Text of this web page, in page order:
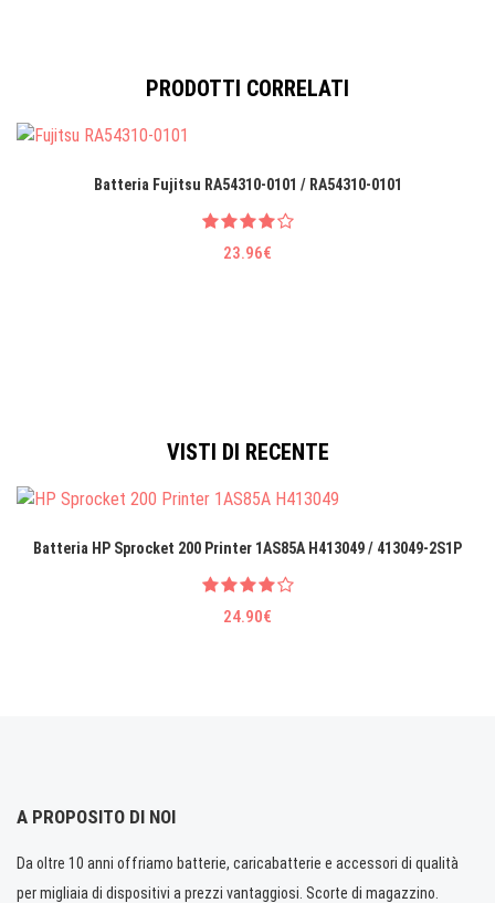
PRODOTTI CORRELATI
Batteria Fujitsu RA54310-0101 / RA54310-0101
23.96€
VISTI DI RECENTE
Batteria HP Sprocket 200 Printer 1AS85A H413049 / 413049-2S1P
24.90€
A PROPOSITO DI NOI
Da oltre 10 anni offriamo batterie, caricabatterie e accessori di qualità
per migliaia di dispositivi a prezzi vantaggiosi. Scorte di magazzino.